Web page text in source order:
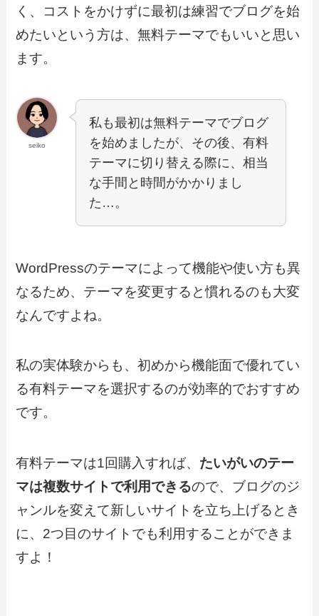
く、
コストをかけずに最初は練習でブログを始
めたいという方は、無料テーマでもいいと思い
ます。
seiko
私も最初は無料テーマでブログ
を始めましたが、その後、有料
テーマに切り替える際に、相当
な手間と時間がかかりまし
た…。
WordPressのテーマによって機能や使い方も異
なるため、テーマを変更すると慣れるのも大変
なんですよね。
私の実体験からも、初めから機能面で優れてい
る有料テーマを選択するのが効率的でおすすめ
です。
有料テーマは1回購入すれば、 たいがいのテー
マは複数サイトで利用できるので、ブログのジ
ャンルを変えて新しいサイトを立ち上げるとき
に、2つ目のサイトでも利用することができま
すよ！